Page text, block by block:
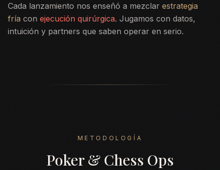
Cada lanzamiento nos enseñó a mezclar estrategia
fría con ejecución quirúrgica. Jugamos con datos,
intuición y partners que saben operar en serio.
METODOLOGÍA
Poker & Chess Ops